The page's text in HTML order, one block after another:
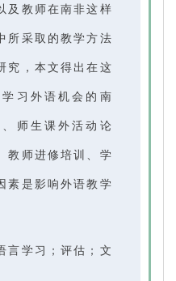
及教师在南非这样
所采取的教学方法
究，本文得出在这
习外语机会的南
师生课外活动论
教师进修培训、学
素是影响外语教学
言学习；评估；文